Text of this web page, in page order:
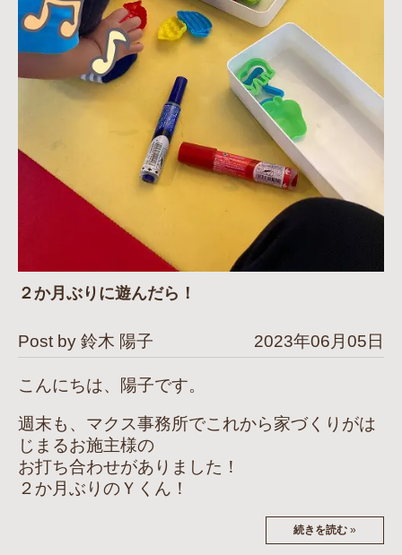
２か月ぶりに遊んだら！
Post by 鈴木 陽子 2023年06月05日
こんにちは、陽子です。
週末も、マクス事務所でこれから家づくりがは
じまるお施主様の
お打ち合わせがありました！
２か月ぶりのＹくん！
続きを読む »